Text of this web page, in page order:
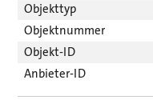
Objekttyp
Objektnummer
Objekt-ID
Anbieter-ID